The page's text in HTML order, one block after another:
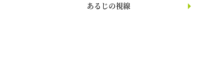
あるじの視線